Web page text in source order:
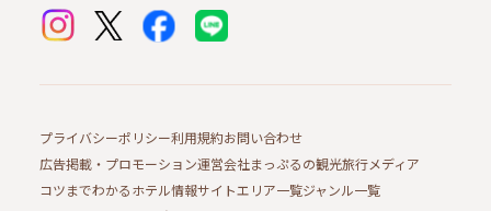
プライバシーポリシー利用規約お問い合わせ
広告掲載・プロモーション運営会社まっぷるの観光旅行メディア
コツまでわかるホテル情報サイトエリア一覧ジャンル一覧